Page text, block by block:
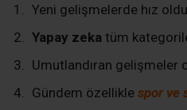
Yeni gelişmelerde hız
Yapay zeka tüm
Umutlandıran gelişmeler
Gündem özellikle spor ve